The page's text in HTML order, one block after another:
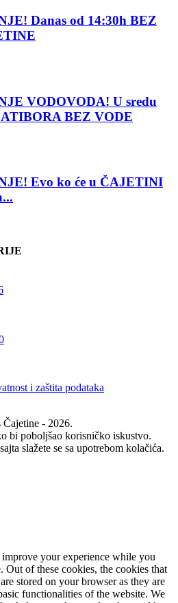
Danas od 14:30h BEZ
VODOVODA! U sredu
BEZ VODE
Evo ko će u ČAJETINI
i zaštita podataka
- 2026.
bi poboljšao korisničko iskustvo.
slažete se sa upotrebom kolačića.
your experience while you
Out of these cookies, the cookies that
stored on your browser as they are
functionalities of the website. We